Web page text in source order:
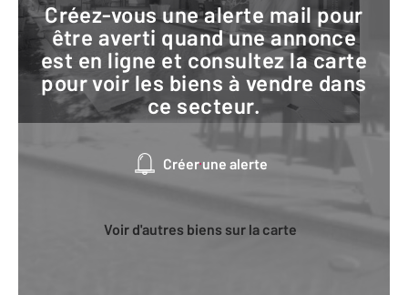
Créez-vous une alerte mail pour
être averti quand une annonce
est en ligne et consultez la carte
pour voir les biens à vendre dans
ce secteur.
Créer une alerte
Voir d'autres biens sur la carte